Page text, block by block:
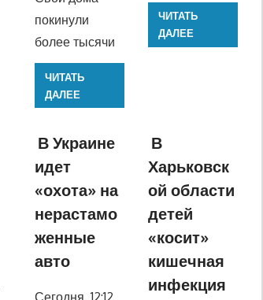
покинули
более тысячи
ЧИТАТЬ
ДАЛЕЕ
ЧИТАТЬ
ДАЛЕЕ
В Украине
идет
«охота» на
нерастамо
женные
авто
В
Харьковск
ой области
детей
«косит»
кишечная
инфекция